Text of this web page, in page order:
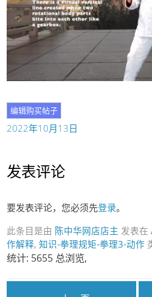
2022年10月13日
发表评论
要发表评论，您必须先登录。
此条目是由 陈中华网店店主 发表在
作解释,知识-拳理规矩-拳理3-动作
统计: 5655 总浏览,